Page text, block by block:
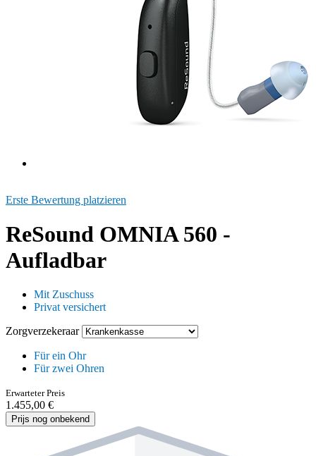
Erste Bewertung platzieren
ReSound OMNIA 560 -
Aufladbar
Mit Zuschuss
Privat versichert
Zorgverzekeraar
Für ein Ohr
Für zwei Ohren
Erwarteter Preis
1.455,00 €
Prijs nog onbekend